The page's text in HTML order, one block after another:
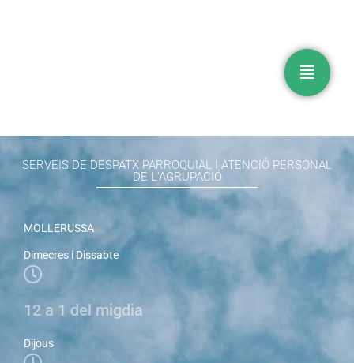
SERVEIS DE DESPATX PARROQUIAL I ATENCIÓ PERSONAL
DE L'AGRUPACIÓ
MOLLERUSSA
Dimecres i Dissabte
12 a 1 del migdia
Dijous